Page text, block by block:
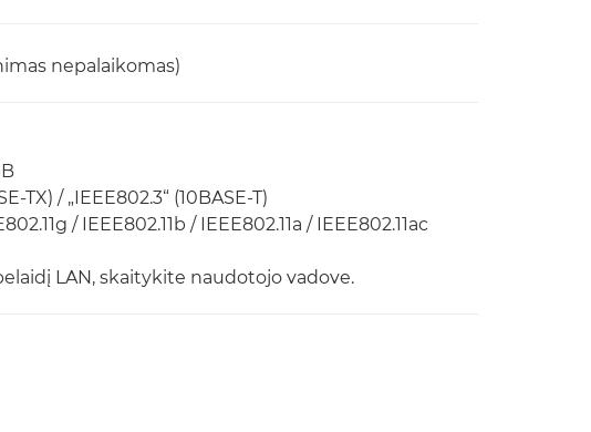
nepalaikomas)
TX) / „IEEE802.3“ (10BASE-T)
/ IEEE802.11b / IEEE802.11a / IEEE802.11ac
LAN, skaitykite naudotojo vadove.